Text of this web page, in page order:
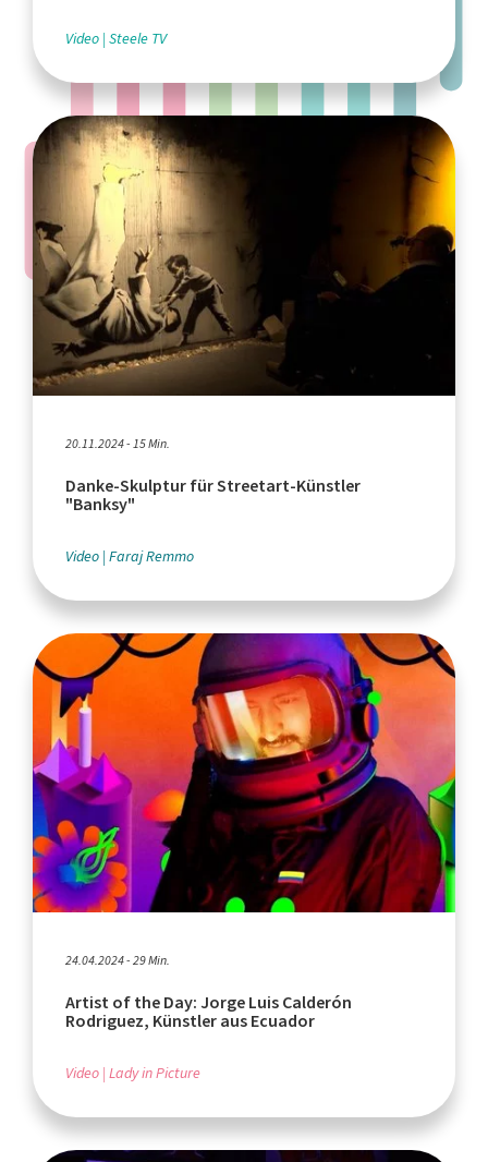
Video Steele TV
20.11.2024 - 15 Min.
Danke-Skulptur für Streetart-Künstler
"Banksy"
Video Faraj Remmo
24.04.2024 - 29 Min.
Artist of the Day: Jorge Luis Calderón
Rodriguez, Künstler aus Ecuador
Video Lady in Picture